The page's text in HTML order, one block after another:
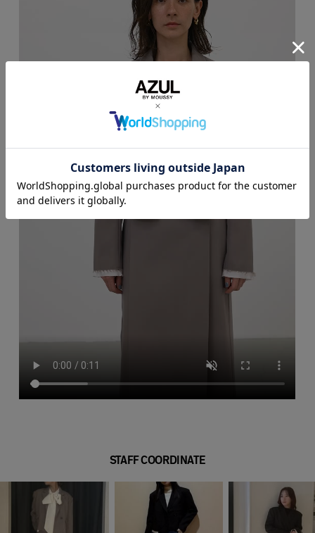
STAFF COORDINATE